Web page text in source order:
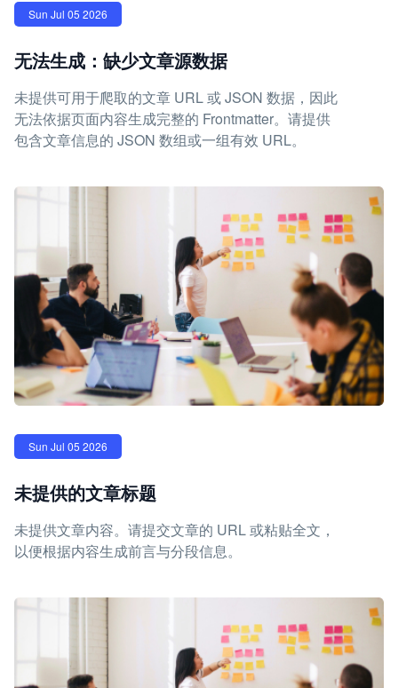
Sun Jul 05 2026
无法生成：缺少文章源数据
未提供可用于爬取的文章 URL 或 JSON 数据，因此
无法依据页面内容生成完整的 Frontmatter。请提供
包含文章信息的 JSON 数组或一组有效 URL。
Sun Jul 05 2026
未提供的文章标题
未提供文章内容。请提交文章的 URL 或粘贴全文，
以便根据内容生成前言与分段信息。